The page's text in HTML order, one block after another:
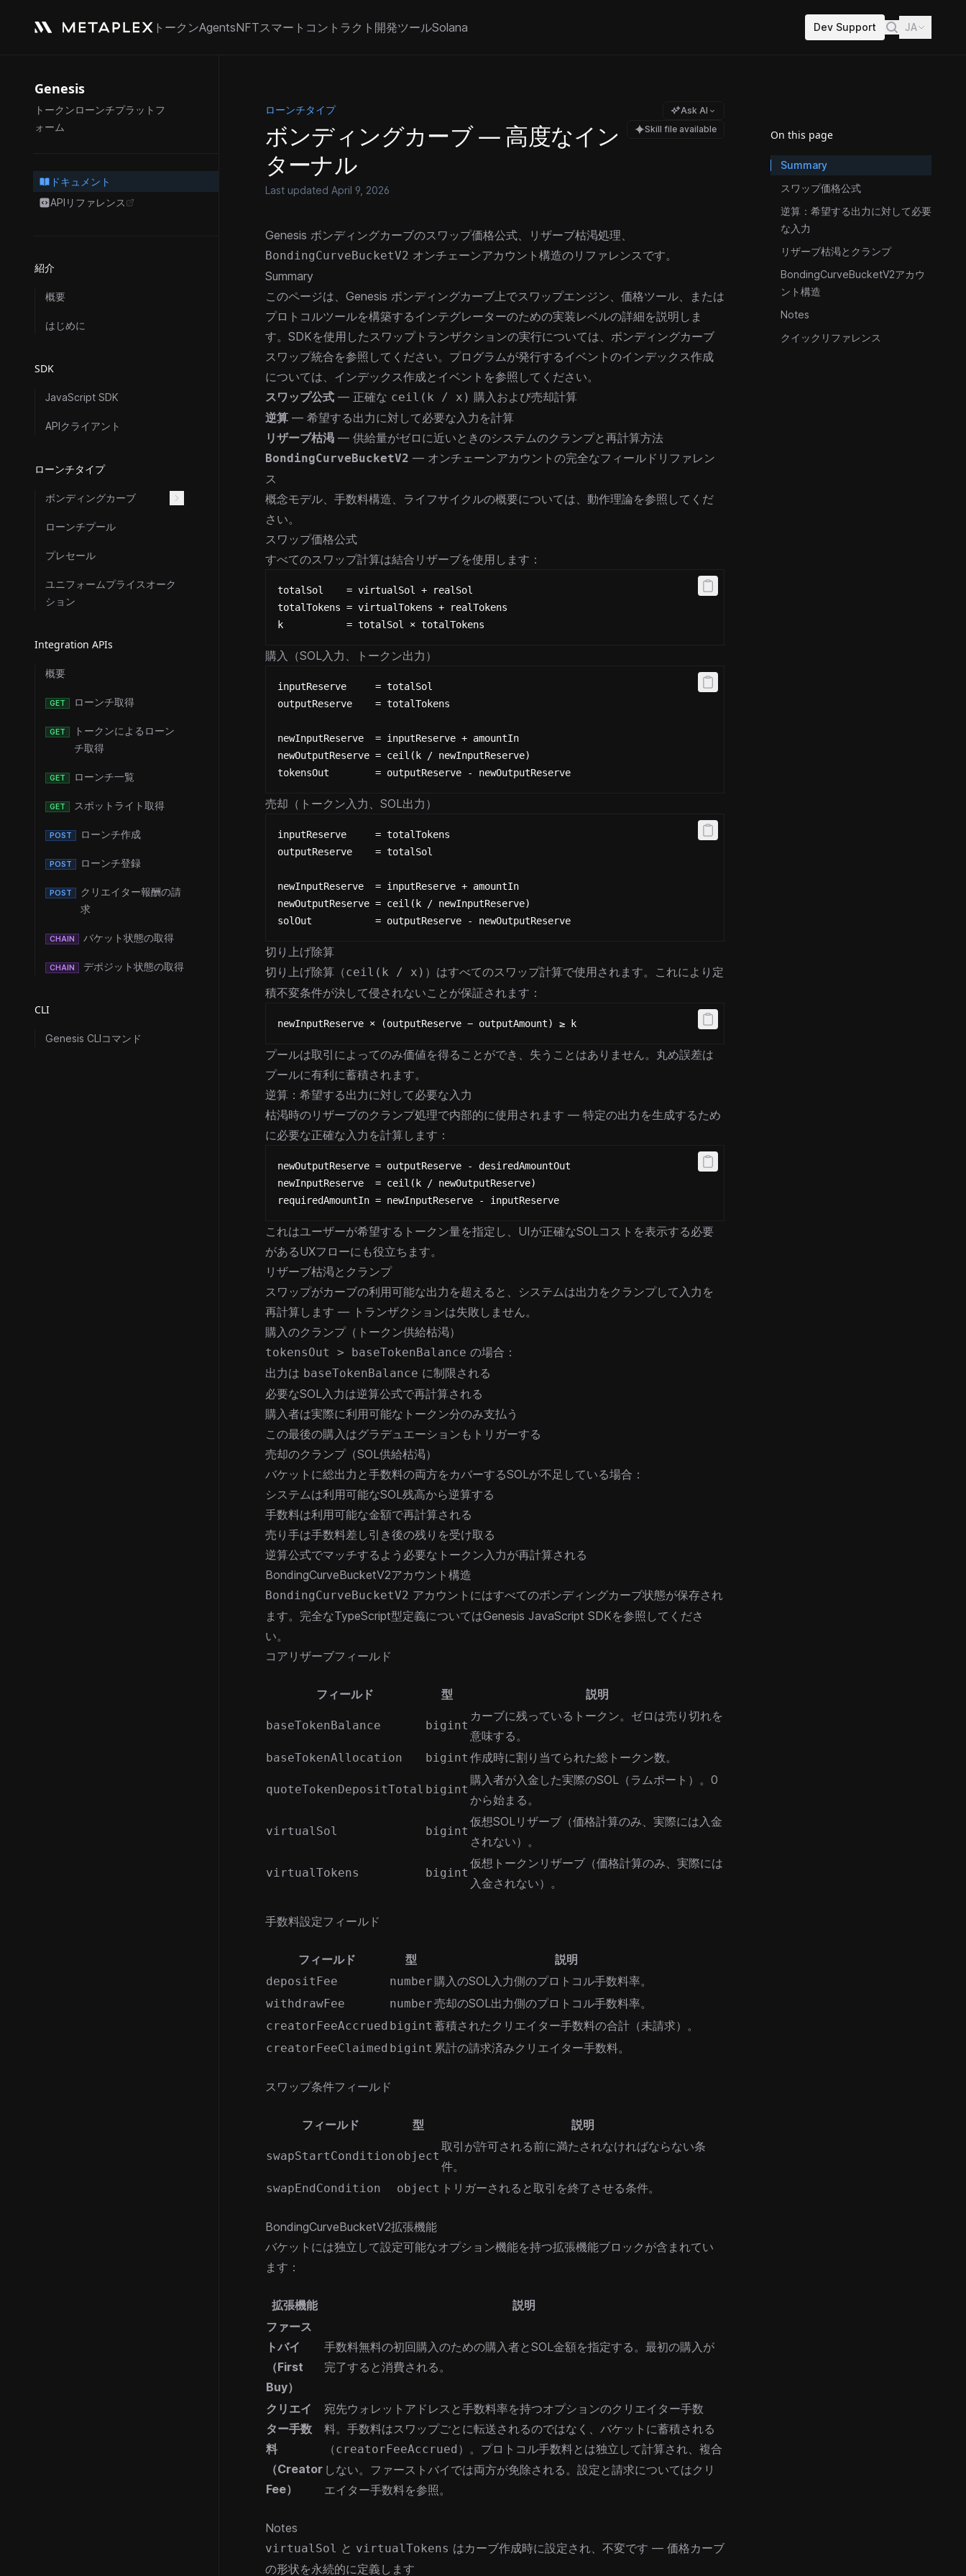
トークンAgentsNFTスマートコントラクト 開発ツールSolana Dev Support JA
Genesis
トークンローンチプラットフ
ォーム
ドキュメント
APIリファレンス
opens in a new tab
紹介
概要
はじめに
SDK
JavaScript SDK
APIクライアント
ローンチタイプ
ボンディングカーブ
ローンチプール
プレセール
ユニフォームプライスオーク
ション
Integration APIs
概要
GET ローンチ取得
GET
トークンによるローン
チ取得
GET ローンチ一覧
GET スポットライト取得
POST ローンチ作成
POST ローンチ登録
POST
クリエイター報酬の請
求
CHAIN バケット状態の取得
CHAIN デポジット状態の取得
CLI
Genesis CLIコマンド
ローンチタイプ
ボンディングカーブ — 高度なイン
ターナル
Last updated April 9, 2026
Ask AI
Skill file available
Genesis ボンディングカーブのスワップ価格公式、リザーブ枯渇処理、
BondingCurveBucketV2 オンチェーンアカウント構造のリファレンスです。
Summary
このページは、Genesis ボンディングカーブ上でスワップエンジン、価格ツール、または
プロトコルツールを構築するインテグレーターのための実装レベルの詳細を説明しま
す。SDKを使用したスワップトランザクションの実行については、 ボンディングカーブ
スワップ統合を参照してください。プログラムが発行するイベントのインデックス作成
については、 インデックス作成とイベント を参照してください。
スワップ公式 — 正確な ceil(k / x) 購入および売却計算
逆算 — 希望する出力に対して必要な入力を計算
リザーブ枯渇 — 供給量がゼロに近いときのシステムのクランプと再計算方法
BondingCurveBucketV2 — オンチェーンアカウントの完全なフィールドリファレン
ス
概念モデル、手数料構造、ライフサイクルの概要については、 動作理論を参照してくだ
さい。
スワップ価格公式
すべてのスワップ計算は結合リザーブを使用します：
totalSol    = virtualSol + realSol
totalTokens = virtualTokens + realTokens
k           = totalSol × totalTokens
購入（SOL入力、トークン出力）
inputReserve     = totalSol
outputReserve    = totalTokens
newInputReserve  = inputReserve + amountIn
newOutputReserve = ceil(k / newInputReserve)
tokensOut        = outputReserve - newOutputReserve
売却（トークン入力、SOL出力）
inputReserve     = totalTokens
outputReserve    = totalSol
newInputReserve  = inputReserve + amountIn
newOutputReserve = ceil(k / newInputReserve)
solOut           = outputReserve - newOutputReserve
切り上げ除算
切り上げ除算（ceil(k / x) ）はすべてのスワップ計算で使用されます。これにより定
積不変条件が決して侵されないことが保証されます：
newInputReserve × (outputReserve − outputAmount) ≥ k
プールは取引によってのみ価値を得ることができ、失うことはありません。丸め誤差は
プールに有利に蓄積されます。
逆算：希望する出力に対して必要な入力
枯渇時のリザーブのクランプ処理で内部的に使用されます — 特定の出力を生成するため
に必要な正確な入力を計算します：
newOutputReserve = outputReserve - desiredAmountOut
newInputReserve  = ceil(k / newOutputReserve)
requiredAmountIn = newInputReserve - inputReserve
これはユーザーが希望するトークン量を指定し、UIが正確なSOLコストを表示する必要
があるUXフローにも役立ちます。
リザーブ枯渇とクランプ
スワップがカーブの利用可能な出力を超えると、システムは出力をクランプして入力を
再計算します — トランザクションは失敗しません。
購入のクランプ（トークン供給枯渇）
tokensOut > baseTokenBalance の場合：
出力は baseTokenBalance に制限される
必要なSOL入力は逆算公式で再計算される
購入者は実際に利用可能なトークン分のみ支払う
この最後の購入はグラデュエーションもトリガーする
売却のクランプ（SOL供給枯渇）
バケットに総出力と手数料の両方をカバーするSOLが不足している場合：
システムは利用可能なSOL残高から逆算する
手数料は利用可能な金額で再計算される
売り手は手数料差し引き後の残りを受け取る
逆算公式でマッチするよう必要なトークン入力が再計算される
BondingCurveBucketV2アカウント構造
BondingCurveBucketV2 アカウントにはすべてのボンディングカーブ状態が保存され
ます。完全なTypeScript型定義についてはGenesis JavaScript SDKを参照してくださ
い。
コアリザーブフィールド
フィールド 型 説明
baseTokenBalance bigint
カーブに残っているトークン。ゼロは売り切れを
意味する。
baseTokenAllocation bigint 作成時に割り当てられた総トークン数。
quoteTokenDepositTotal bigint
購入者が入金した実際のSOL（ラムポート）。0
から始まる。
virtualSol bigint
仮想SOLリザーブ（価格計算のみ、実際には入金
されない）。
virtualTokens bigint
仮想トークンリザーブ（価格計算のみ、実際には
入金されない）。
手数料設定フィールド
フィールド 型 説明
depositFee number 購入のSOL入力側のプロトコル手数料率。
withdrawFee number売却のSOL出力側のプロトコル手数料率。
creatorFeeAccrued bigint 蓄積されたクリエイター手数料の合計（未請求）。
creatorFeeClaimed bigint 累計の請求済みクリエイター手数料。
スワップ条件フィールド
フィールド 型 説明
swapStartCondition object
取引が許可される前に満たされなければならない条
件。
swapEndCondition object トリガーされると取引を終了させる条件。
BondingCurveBucketV2拡張機能
バケットには独立して設定可能なオプション機能を持つ拡張機能ブロックが含まれてい
ます：
拡張機能
説明
ファース
トバイ
（First
Buy）
手数料無料の初回購入のための購入者とSOL金額を指定する。最初の購入が
完了すると消費される。
クリエイ
ター手数
料
（Creator
Fee）
宛先ウォレットアドレスと手数料率を持つオプションのクリエイター手数
料。手数料はスワップごとに転送されるのではなく、バケットに蓄積される
（creatorFeeAccrued ）。プロトコル手数料とは独立して計算され、複合
しない。ファーストバイでは両方が免除される。設定と請求についてはクリ
エイター手数料を参照。
Notes
virtualSol と virtualTokens はカーブ作成時に設定され、不変です — 価格カーブ
の形状を永続的に定義します
On this page
Summary
スワップ価格公式
逆算：希望する出力に対して必要
な入力
リザーブ枯渇とクランプ
BondingCurveBucketV2アカウ
ント構造
Notes
クイックリファレンス